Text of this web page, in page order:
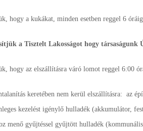
hogy a kukákat, minden esetben reggel 6
a Tisztelt Lakosságot hogy társaságunk
hogy az elszállításra váró lomot reggel 6:00
keretében nem kerül elszállításra: az
kezelést igénylő hulladék (akkumulátor,
menő gyűjtéssel gyűjtött hulladék